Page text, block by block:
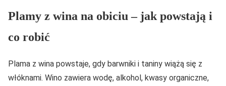
Plamy z wina na obiciu – jak powstają i
co robić
Plama z wina powstaje, gdy barwniki i taniny wiążą się z
włóknami. Wino zawiera wodę, alkohol, kwasy organiczne,